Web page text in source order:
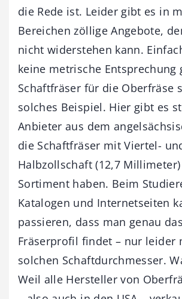
die Rede ist. Leider gibt es in
Bereichen zöllige Angebote,
nicht widerstehen kann.
keine metrische Entsprechung
Schaftfräser für die Oberfräse
solches Beispiel. Hier gibt es
Anbieter aus dem
die Schaftfräser mit Viertel-
Halbzollschaft (12,7
Sortiment haben. Beim
Katalogen und Internetseiten
passieren, dass man genau
Fräserprofil findet – nur leider
solchen Schaftdurchmesser.
Weil alle Hersteller von